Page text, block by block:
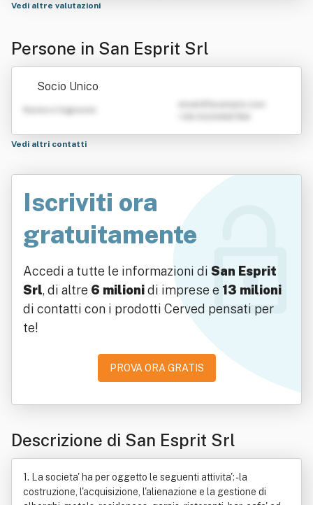
Vedi altre valutazioni
Persone in San Esprit Srl
Socio Unico
Nome e Cognome
Vedi altri contatti
Iscriviti ora
gratuitamente
Accedi a tutte le informazioni di San Esprit
Srl, di altre 6 milionidi imprese e 13 milioni
di contatti con i prodotti Cerved pensati per
te!
PROVA ORA GRATIS
Descrizione di San Esprit Srl
1. La societa' ha per oggetto le seguenti attivita': - la
costruzione, l'acquisizione, l'alienazione e la gestione di